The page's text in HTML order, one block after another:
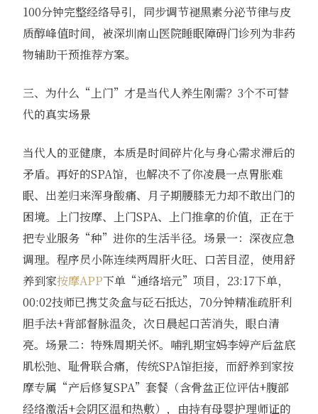
100分钟完整经络导引，同步调节褪黑素分泌节律与皮
质醇峰值时间，被深圳南山医院睡眠障碍门诊列为非药
物辅助干预推荐方案。
三、为什么“上门”才是当代人养生刚需？3个不可替
代的真实场景
当代人的亚健康，本质是时间碎片化与身心需求滞后的
矛盾。再好的SPA馆，也解决不了你凌晨一点胃胀难
眠、出差归来浑身酸痛、月子期腰膝无力却不敢出门的
困境。上门按摩、上门SPA、上门推拿的价值，正在于
把专业服务“种”进你的生活半径。场景一：深夜应急
调理。程序员小陈连续两周肝火旺、口苦目涩，使用舒
养到家按摩APP下单“通络培元”项目，23:17下单，
00:02技师已携艾灸盒与砭石抵达，70分钟精准疏肝利
胆手法+背部督脉温灸，次日晨起口苦消失，眼白清
亮。场景二：特殊周期关怀。哺乳期宝妈李婷产后盆底
肌松弛、耻骨联合痛，传统SPA馆拒接，而舒养到家按
摩专属“产后修复SPA”套餐（含骨盆正位评估+腹部
经络激活+会阴区温和热敷），由持有母婴护理师证的